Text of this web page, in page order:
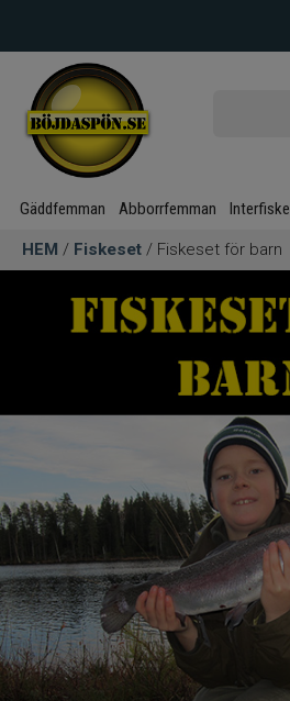
Gäddfemman Abborrfemman Interfiske
HEM / Fiskeset / Fiskeset för barn